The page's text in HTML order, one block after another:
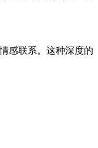
感联系。这种深度的